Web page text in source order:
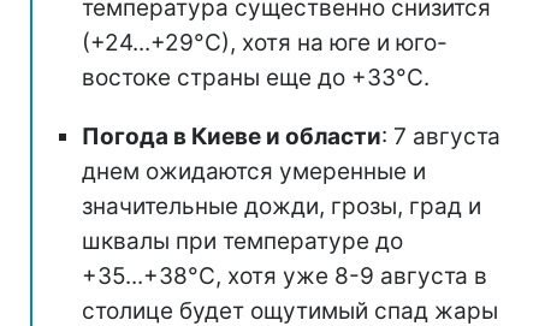
температура существенно снизится
(+24...+29°С), хотя на юге и юго-
востоке страны еще до +33°С.
Погода в Киеве и области: 7 августа
днем ожидаются умеренные и
значительные дожди, грозы, град и
шквалы при температуре до
+35...+38°С, хотя уже 8-9 августа в
столице будет ощутимый спад жары